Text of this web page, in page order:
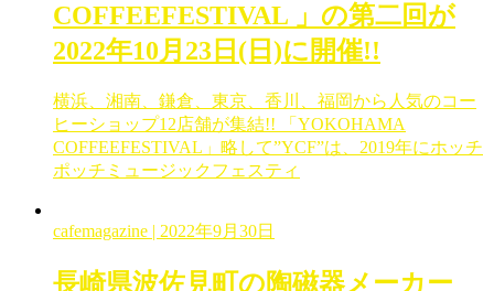
COFFEEFESTIVAL 」の第二回が
2022年10月23日(日)に開催!!
横浜、湘南、鎌倉、東京、香川、福岡から人気のコー
ヒーショップ12店舗が集結!! 「YOKOHAMA
COFFEEFESTIVAL」略して”YCF”は、2019年にホッチ
ポッチミュージックフェスティ
cafemagazine | 2022年9月30日
長崎県波佐見町の陶磁器メーカー